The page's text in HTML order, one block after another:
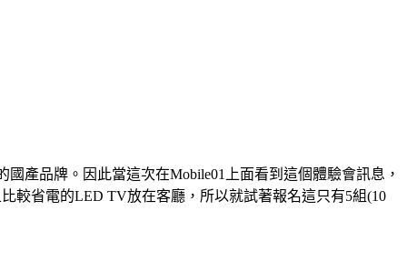
產品牌。因此當這次在Mobile01上面看到這個體驗會訊息，
較省電的LED TV放在客廳，所以就試著報名這只有5組(10